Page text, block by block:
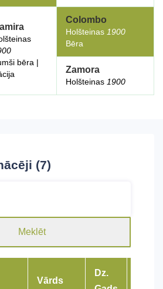
bēra |
Colombo
Holšteinas 1900
Bēra
Zamora
Holšteinas 1900
(7)
Meklēt
Vārds
Dz.